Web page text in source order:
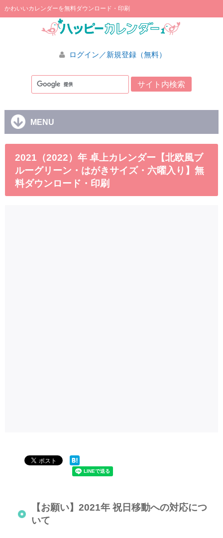
かわいいカレンダーを無料ダウンロード・印刷
ログイン／新規登録（無料）
MENU
2021（2022）年 卓上カレンダー【北欧風ブ
ルーグリーン・はがきサイズ・六曜入り】無
料ダウンロード・印刷
【お願い】2021年 祝日移動への対応につ
いて